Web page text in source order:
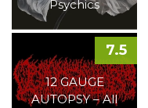
Psychics
12 GAUGE
AUTOPSY – All
7.5